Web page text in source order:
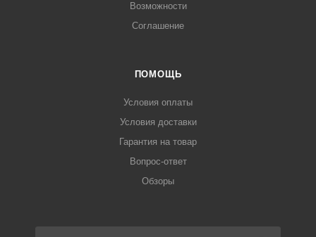
Возможности
Соглашение
ПОМОЩЬ
Условия оплаты
Условия доставки
Гарантия на товар
Вопрос-ответ
Обзоры